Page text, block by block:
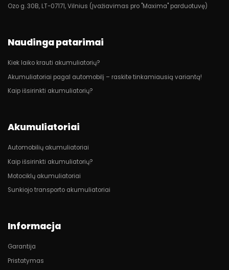
Ozo g. 30B, LT-07171, Vilnius (Įvažiavimas pro "Maxima" parduotuvę)
Naudinga patarimai
Kiek laiko krauti akumuliatorių?
Akumuliatoriai pagal automobilį – raskite tinkamiausią variantą!
Kaip išsirinkti akumuliatorių?
Akumuliatoriai
Automobilių akumuliatoriai
Kaip išsirinkti akumuliatorių?
Motociklų akumuliatoriai
Sunkiojo transporto akumuliatoriai
Informacja
Garantija
Pristatymas